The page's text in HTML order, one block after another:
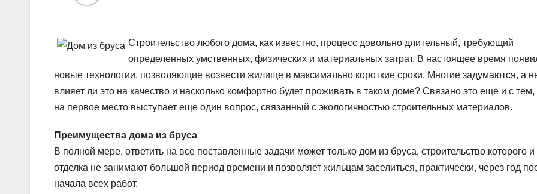
Строительство любого дома, как известно, процесс довольно длительный, требующий
определенных умственных, физических и материальных затрат. В настоящее время
новые технологии, позволяющие возвести жилище в максимально короткие сроки. Многие задумаются, а
влияет ли это на качество и насколько комфортно будет проживать в таком доме? Связано это еще и с тем,
на первое место выступает еще один вопрос, связанный с экологичностью строительных материалов.
Преимущества дома из бруса
В полной мере, ответить на все поставленные задачи может только дом из бруса, строительство которого и
отделка не занимают большой период времени и позволяет жильцам заселиться, практически, через год
начала всех работ.